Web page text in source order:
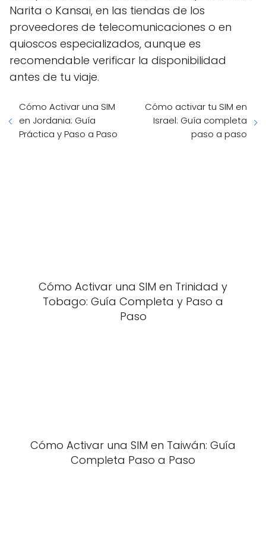
Narita o Kansai, en las tiendas de los
proveedores de telecomunicaciones o en
quioscos especializados, aunque es
recomendable verificar la disponibilidad
antes de tu viaje.
Cómo Activar una SIM
en Jordania: Guía
Práctica y Paso a Paso
Cómo activar tu SIM en
Israel: Guía completa
paso a paso
Cómo Activar una SIM en Trinidad y
Tobago: Guía Completa y Paso a
Paso
Cómo Activar una SIM en Taiwán: Guía
Completa Paso a Paso